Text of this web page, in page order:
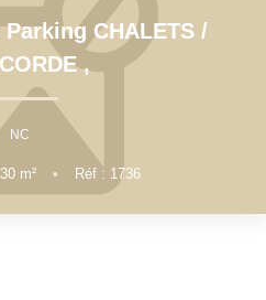
Disponibles
Pour Une Location
CHALETS /
,
NC
30 m² • Réf : 1736